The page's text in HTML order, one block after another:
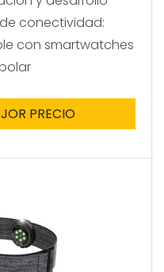
conectividad:
con smartwatches
PRECIO